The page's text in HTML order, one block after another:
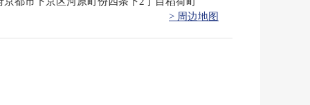
> 周边地图